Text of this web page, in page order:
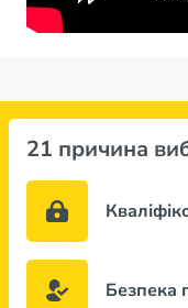
21 причина
Безпека